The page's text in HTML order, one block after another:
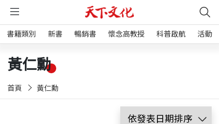
書籍類別 新書 暢銷書 懷念高教授 科普啟航 活動
黃仁勳
首頁 黃仁勳